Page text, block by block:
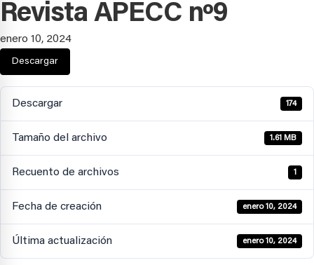
Revista APECC nº9
enero 10, 2024
Descargar
Descargar 174
Tamaño del archivo 1.61 MB
Recuento de archivos 1
Fecha de creación enero 10, 2024
Última actualización enero 10, 2024